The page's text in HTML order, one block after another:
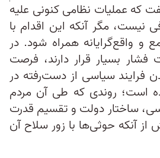
که عملیات نظامی کنونی علیه
نیست، مگر آنکه این اقدام با
واقع‌گرایانه همراه شود. در
بسیار قرار دارند، فرصت
فرایند سیاسی از دست‌رفته در
شده است؛ روندی که طی آن مردم
ساختار دولت و تقسیم قدرت
از آنکه حوثی‌ها با زور سلاح آن